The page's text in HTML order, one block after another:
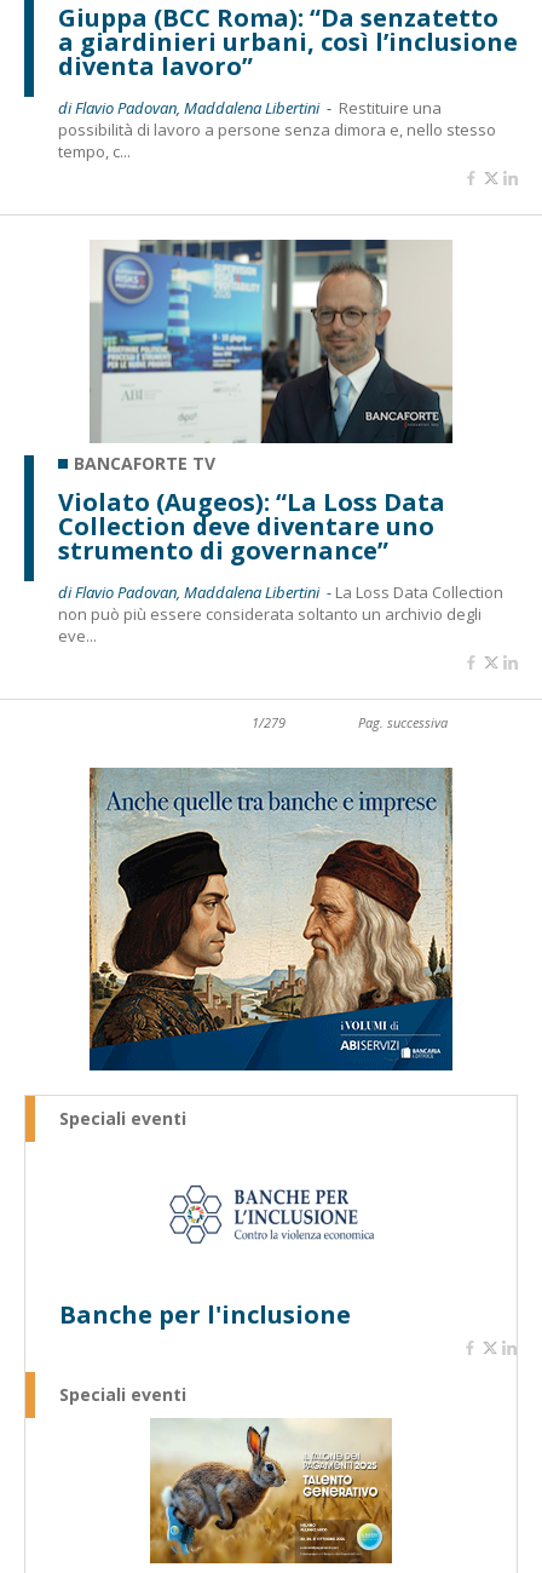
Giuppa (BCC Roma): “Da senzatetto
a giardinieri urbani, così l’inclusione
diventa lavoro”
di Flavio Padovan, Maddalena Libertini - Restituire una
possibilità di lavoro a persone senza dimora e, nello stesso
tempo, c...
BANCAFORTE TV
Violato (Augeos): “La Loss Data
Collection deve diventare uno
strumento di governance”
di Flavio Padovan, Maddalena Libertini - La Loss Data Collection
non può più essere considerata soltanto un archivio degli
eve...
1/279 Pag. successiva
Speciali eventi
Banche per l'inclusione
Speciali eventi